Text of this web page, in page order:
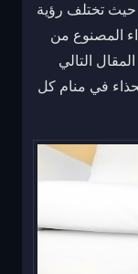
حيث تختلف رؤية
المصنوع من
التالي
في منام كل